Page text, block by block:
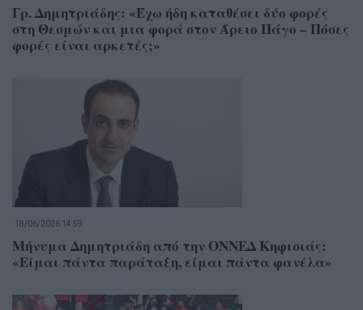
Γρ. Δημητριάδης: «Έχω ήδη καταθέσει δύο φορές
στη Θεσμών και μια φορά στον Άρειο Πάγο – Πόσες
φορές είναι αρκετές;»
18/06/2026 14:59
Μήνυμα Δημητριάδη από την ΟΝΝΕΔ Κηφισιάς:
«Είμαι πάντα παράταξη, είμαι πάντα φανέλα»